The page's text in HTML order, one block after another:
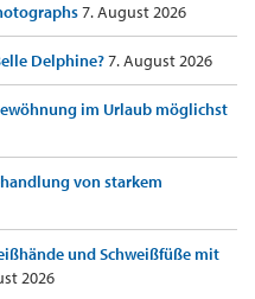
7. August 2026
Delphine?7. August 2026
im Urlaub möglichst
von starkem
und Schweißfüße mit
2026